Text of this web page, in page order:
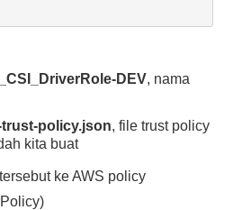
DEV, nama
policy.json, file trust policy
kita buat
ke AWS policy